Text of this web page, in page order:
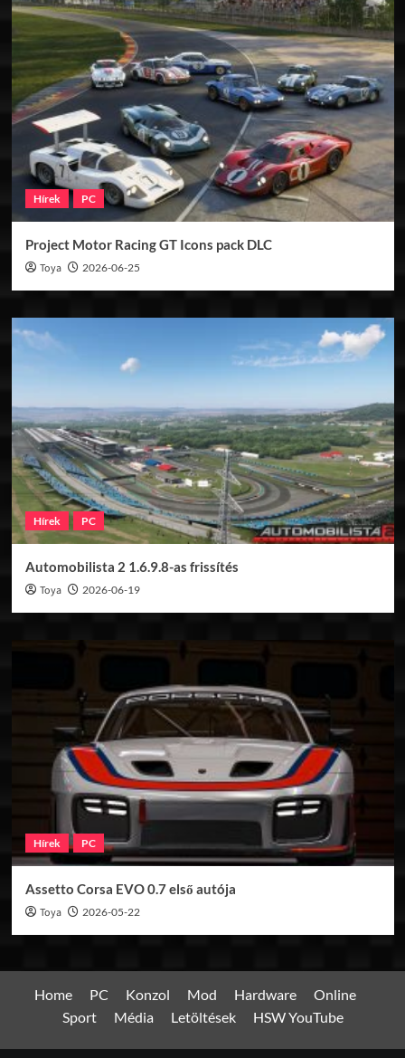
Hírek PC
Project Motor Racing GT Icons pack DLC
Toya 2026-06-25
Hírek PC
Automobilista 2 1.6.9.8-as frissítés
Toya 2026-06-19
Hírek PC
Assetto Corsa EVO 0.7 első autója
Toya 2026-05-22
Home PC Konzol Mod Hardware
Online
Sport
Média Letöltések HSW YouTube